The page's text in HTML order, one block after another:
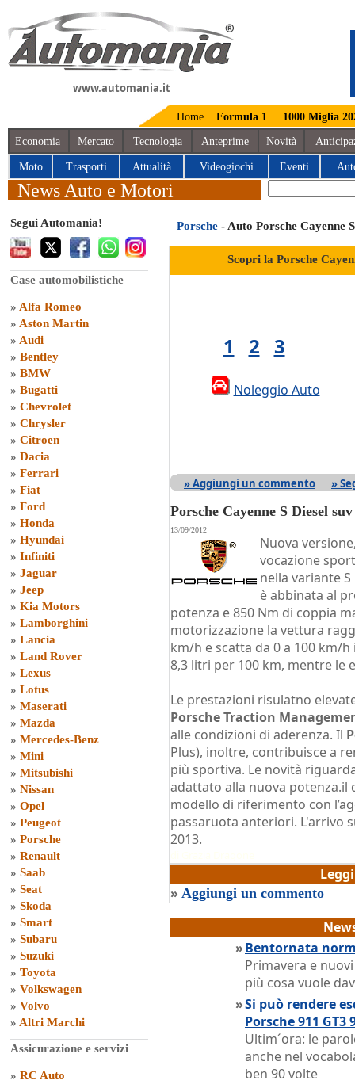
www.automania.it
Home Formula 1 1000 Miglia
Economia Mercato Tecnologia Anteprime Novità
Moto Trasporti Attualità Videogiochi Eventi
News Auto e Motori
Segui Automania!
Case automobilistiche
» Alfa Romeo
» Aston Martin
» Audi
» Bentley
» BMW
» Bugatti
» Chevrolet
» Chrysler
» Citroen
» Dacia
» Ferrari
» Fiat
» Ford
» Honda
» Hyundai
» Infiniti
» Jaguar
» Jeep
» Kia Motors
» Lamborghini
» Lancia
» Land Rover
» Lexus
» Lotus
» Maserati
» Mazda
» Mercedes-Benz
» Mini
» Mitsubishi
» Nissan
» Opel
» Peugeot
» Porsche
» Renault
» Saab
» Seat
» Skoda
» Smart
» Subaru
» Suzuki
» Toyota
» Volkswagen
» Volvo
» Altri Marchi
Assicurazione e servizi
» RC Auto
Porsche - Auto Porsche Cayenne
Scopri la Porsche
1 2 3
Noleggio Auto
» Aggiungi un commento »
Porsche Cayenne S Diesel suv
13/09/2012
Nuova
vocazione
nella variante
è abbinata al
potenza e 850 Nm di coppia
motorizzazione la vettura
km/h e scatta da 0 a 100 km/
8,3 litri per 100 km, mentre le
Le prestazioni risulatno
Porsche Traction
alle condizioni di aderenza. Il
Plus), inoltre, contribuisce a
più sportiva. Le novità
adattato alla nuova potenza.il
modello di riferimento con
passaruota anteriori. L'arrivo
2013.
» Aggiungi un commento
»Bentornata
Primavera e
più cosa vuole
»Si può rendere
Porsche 911 GT3
Ultim´ora: le
anche nel
ben 90 volte